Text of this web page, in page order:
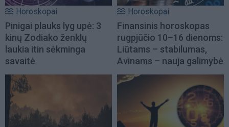
Horoskopai
Pinigai plauks lyg upė: 3
kinų Zodiako ženklų
laukia itin sėkminga
savaitė
Horoskopai
Finansinis horoskopas
rugpjūčio 10–16 dienoms:
Liūtams – stabilumas,
Avinams – nauja galimybė